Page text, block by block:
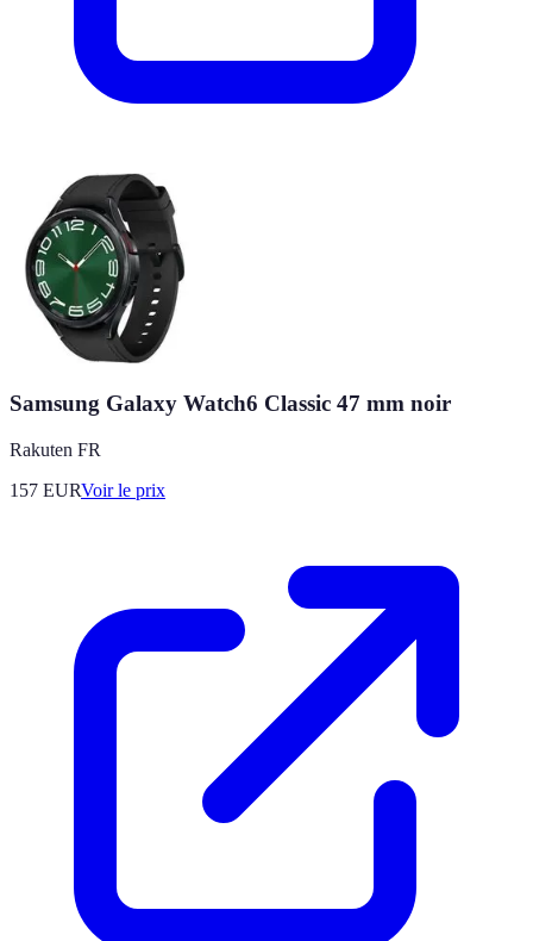
Samsung Galaxy Watch6 Classic 47 mm noir
Rakuten FR
157 EURVoir le prix